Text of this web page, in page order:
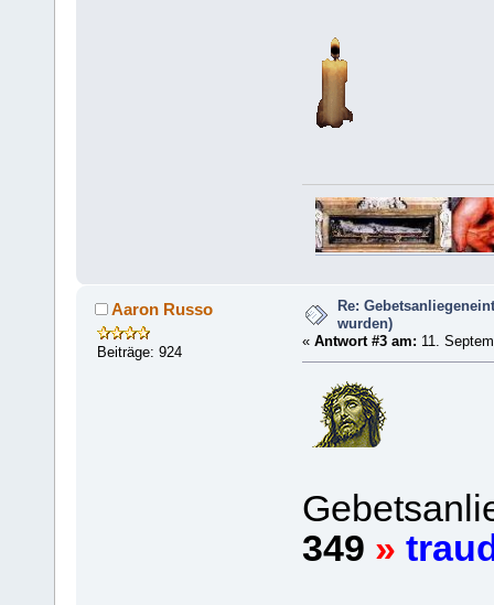
Aaron Russo
Beiträge: 924
Re:
wurden)
« Antwort #3 am: 11.
349 »